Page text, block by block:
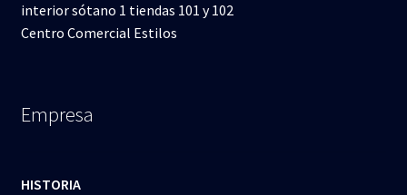
interior sótano 1 tiendas 101 y 102
Centro Comercial Estilos
Empresa
HISTORIA